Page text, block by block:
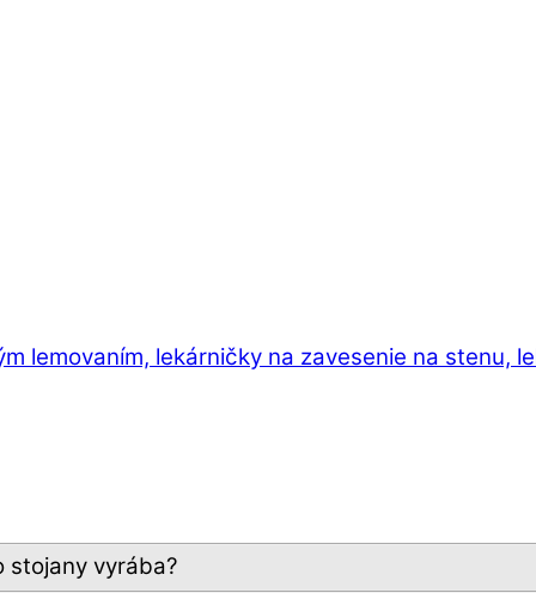
lemovaním, lekárničky na zavesenie na stenu,
stojany vyrába?